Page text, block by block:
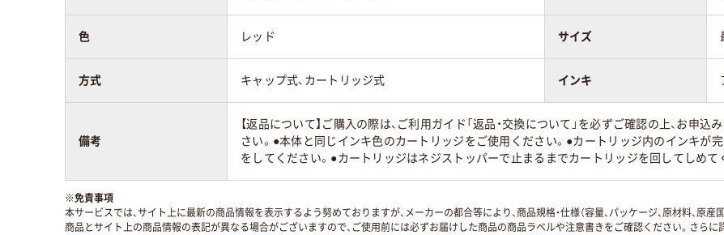
色 レッド サイズ
方式 キャップ式、カートリッジ式 インキ
備考
【返品について】ご購入の際は、ご利用ガイド「返品・交換について」を必ずご確認の上、お申
さい。●本体と同じインキ色のカートリッジをご使用ください。●カートリッジ内のインキが
をしてください。●カートリッジはネジストッパーで止まるまでカートリッジを回してしめて
※免責事項
本サービスでは、サイト上に最新の商品情報を表示するよう努めておりますが、メーカーの都合等により、商品規格・仕様（容量、パッケージ、原材料、原
商品とサイト上の商品情報の表記が異なる場合がございますので、ご使用前には必ずお届けした商品の商品ラベルや注意書きをご確認ください。さらに